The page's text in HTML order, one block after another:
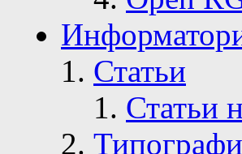
Статьи
Статьи